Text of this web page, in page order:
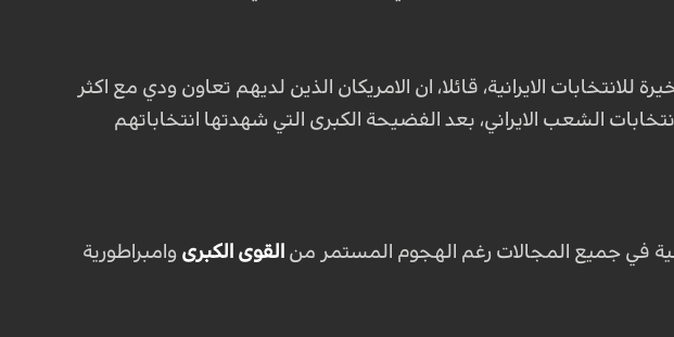
للانتخابات الايرانية، قائلا، ان الامريكان الذين لديهم تعاون ودي مع اكثر
الشعب الايراني، بعد الفضيحة الكبرى التي شهدتها انتخاباتهم
في جميع المجالات رغم الهجوم المستمر من القوى الكبرى وامبراطورية